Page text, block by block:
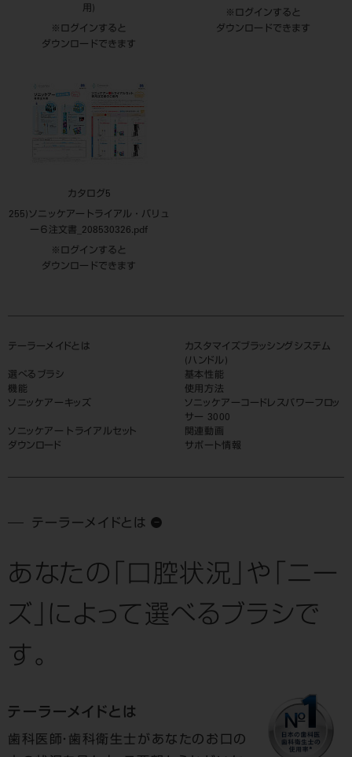
用)
※ログインすると
ダウンロードできます
※ログインすると
ダウンロードできます
カタログ5
255)ソニッケアートライアル・バリュ
ー６注文書_208530326.pdf
※ログインすると
ダウンロードできます
テーラーメイドとは
カスタマイズブラッシングシステム
(ハンドル)
選べるブラシ
基本性能
機能
使用方法
ソニッケアーキッズ
ソニッケアーコードレスパワーフロッ
サー 3000
ソニッケアー トライアルセット
関連動画
ダウンロード
サポート情報
テーラーメイドとは
あなたの「口腔状況」や「ニー
ズ」によって選べるブラシで
す。
テーラーメイドとは
歯科医師・歯科衛生士があなたのお口の